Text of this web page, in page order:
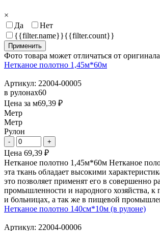
×
Да
Нет
{{filter.name}}{{filter.count}}
Применить
Фото товара может отличаться от оригинала
Нетканое полотно 1,45м*60м
Артикул: 22004-00005
в рулонах60
Цена за м69,39 ₽
Метр
Метр
Рулон
Цена 69,39 ₽
Нетканое полотно 1,45м*60м Нетканое
эта ткань обладает высокими
это позволяет применят его в совершенно
промышленности и народного хозяйства, к
и больницах, а так же в пищевой
Нетканое полотно 140см*10м (в рулоне)
Артикул: 22004-00006